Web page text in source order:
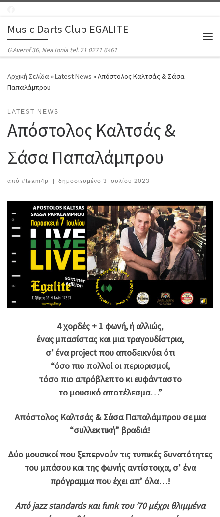
Music Darts Club EGALITE
G.Averof 36, Nea Ionia tel. 21 0271 6461
Αρχική Σελίδα»Latest News »Απόστολος Καλτσάς & Σάσα
Παπαλάμπρου
LATEST NEWS
Απόστολος Καλτσάς &
Σάσα Παπαλάμπρου
από #team4p δημοσιευμένο 3 Ιουλίου 2023
4 χορδές + 1 φωνή, ή αλλιώς,
ένας μπασίστας και μια τραγουδίστρια,
σ’ ένα project που αποδεικνύει ότι
“όσο πιο πολλοί οι περιορισμοί,
τόσο πιο απρόβλεπτο κι ευφάνταστο
το μουσικό αποτέλεσμα…”
Απόστολος Καλτσάς & Σάσα Παπαλάμπρου σε μια
“συλλεκτική” βραδιά!
Δύο μουσικοί που ξεπερνούν τις τυπικές δυνατότητες
του μπάσου και της φωνής αντίστοιχα, σ’ ένα
πρόγραμμα που έχει απ’ όλα…!
Aπό jazz standards και funk του ’70 μέχρι θλιμμένα